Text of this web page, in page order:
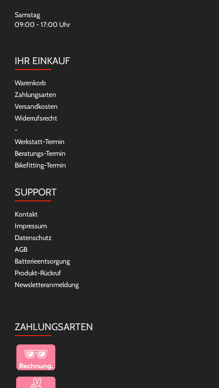
Samstag
09:00 - 17:00 Uhr
IHR EINKAUF
Warenkorb
Zahlungsarten
Versandkosten
Widerrufsrecht
-
Werkstatt-Termin
Beratungs-Termin
Bikefitting-Termin
SUPPORT
Kontakt
Impressum
Datenschutz
AGB
Batterieentsorgung
Produkt-Rückruf
Newsletteranmeldung
ZAHLUNGSARTEN